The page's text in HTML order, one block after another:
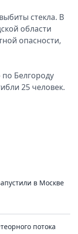
стекла. В
области
опасности,
Белгороду
25 человек.
в Москве
потока